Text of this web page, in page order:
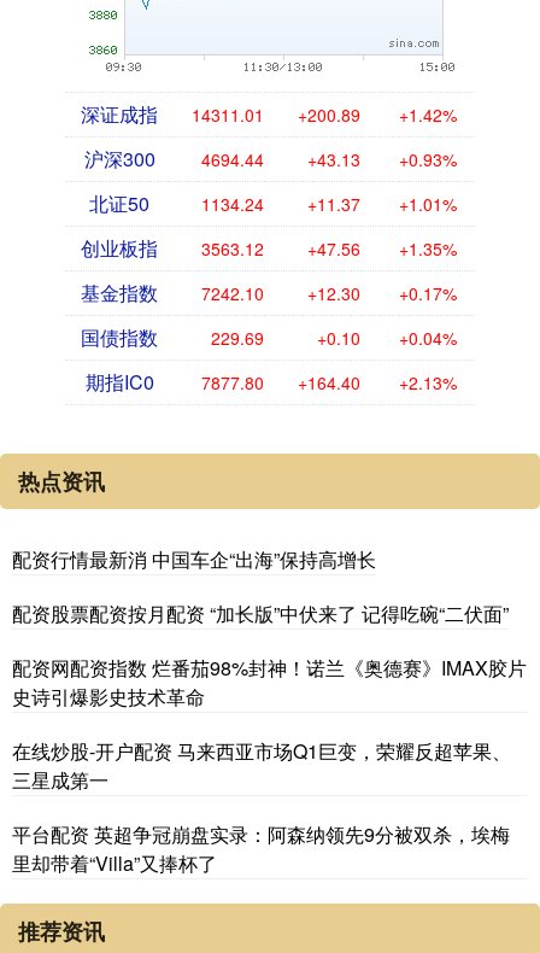
深证成指 14311.01 +200.89 +1.42%
沪深300 4694.44 +43.13 +0.93%
北证50 1134.24 +11.37 +1.01%
创业板指 3563.12 +47.56 +1.35%
基金指数 7242.10 +12.30 +0.17%
国债指数 229.69 +0.10 +0.04%
期指IC0 7877.80 +164.40 +2.13%
热点资讯
配资行情最新消 中国车企“出海”保持高增长
配资股票配资按月配资 “加长版”中伏来了 记得吃碗“二伏面”
配资网配资指数 烂番茄98%封神！诺兰《奥德赛》IMAX胶片
史诗引爆影史技术革命
在线炒股-开户配资 马来西亚市场Q1巨变，荣耀反超苹果、
三星成第一
平台配资 英超争冠崩盘实录：阿森纳领先9分被双杀，埃梅
里却带着“Villa”又捧杯了
推荐资讯